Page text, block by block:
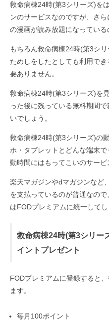
救命病棟24時(第3シリーズ)を
ンのサービスなのですが、さ
の漫画が読み放題になっている
もちろん救命病棟24時(第3シ
ためしをしたとしても利用で
要ありません。
救命病棟24時(第3シリーズ)を
った後に残っている無料期間
いでしょう。
救命病棟24時(第3シリーズ)の
ホ・タブレットとどんな端末
動時間にはもってこいのサービ
楽天マガジンやdマガジンなど
を支払っているのが普通なの
はFODプレミアムに統一して
救命病棟24時(第3シリー
イントプレゼント
FODプレミアムに登録すると
ます。
毎月100ポイント